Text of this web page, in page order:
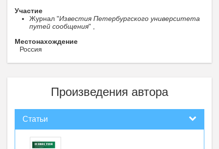
Участие
Журнал "Известия Петербургского университета
путей сообщения" ,
Местонахождение
Россия
Произведения автора
Статьи